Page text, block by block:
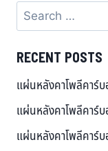
RECENT POSTS
แผ่นหลังคาโพลีคาร์
แผ่นหลังคาโพลีคาร์
แผ่นหลังคาโพลีคาร์